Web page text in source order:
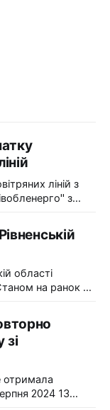
ліній з
5 нових
програми на
області
через
в
пошкоджено